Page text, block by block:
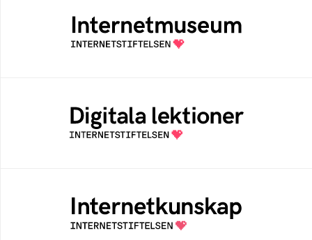
Ett digitalt museum som byggts, och kureras
av Internetstiftelsen
Öppen digital lärresurs med färdiga lektioner
för alla stadier i grundskolan
Samlad kunskap som hjälper dig att bli en
säker och medveten internetanvändare